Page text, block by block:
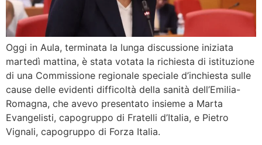
Oggi in Aula, terminata la lunga discussione iniziata
martedì mattina, è stata votata la richiesta di istituzione
di una Commissione regionale speciale d’inchiesta sulle
cause delle evidenti difficoltà della sanità dell’Emilia-
Romagna, che avevo presentato insieme a Marta
Evangelisti, capogruppo di Fratelli d’Italia, e Pietro
Vignali, capogruppo di Forza Italia.